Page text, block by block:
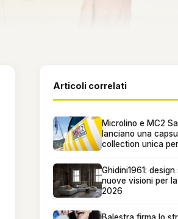
Articoli correlati
Microlino e MC2
lanciano una
collection unica
Ghidini1961:
nuove visioni per
2026
Balestra firma lo